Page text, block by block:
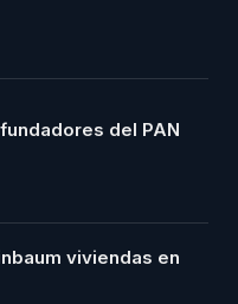
del PAN
viviendas en